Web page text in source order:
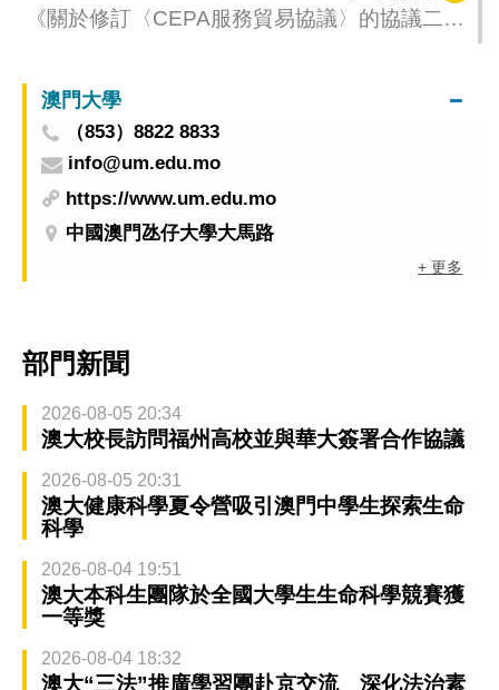
《關於修訂〈CEPA服務貿易協議〉的協議二》
澳門大學
（853）8822 8833
info@um.edu.mo
https://www.um.edu.mo
中國澳門氹仔大學大馬路
+ 更多
部門新聞
2026-08-05 20:34
澳大校長訪問福州高校並與華大簽署合作協議
2026-08-05 20:31
澳大健康科學夏令營吸引澳門中學生探索生命
科學
2026-08-04 19:51
澳大本科生團隊於全國大學生生命科學競賽獲
一等獎
2026-08-04 18:32
澳大“三法”推廣學習團赴京交流 深化法治素